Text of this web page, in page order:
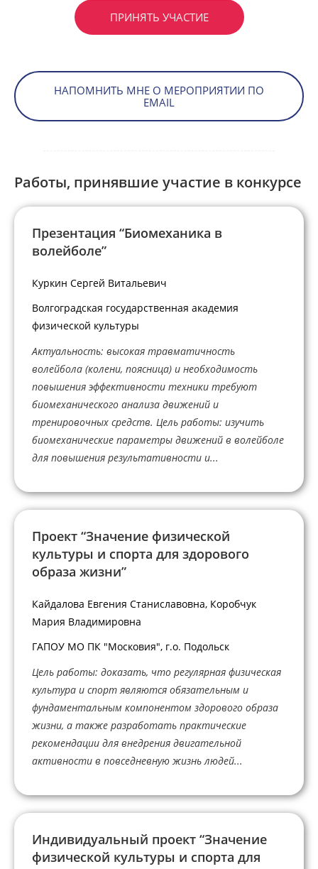
ПРИНЯТЬ УЧАСТИЕ
НАПОМНИТЬ МНЕ О МЕРОПРИЯТИИ ПО
EMAIL
Работы, принявшие участие в конкурсе
Презентация “Биомеханика в
волейболе”
Куркин Сергей Витальевич
Волгоградская государственная академия
физической культуры
Актуальность: высокая травматичность
волейбола (колени, поясница) и необходимость
повышения эффективности техники требуют
биомеханического анализа движений и
тренировочных средств. Цель работы: изучить
биомеханические параметры движений в волейболе
для повышения результативности и...
Проект “Значение физической
культуры и спорта для здорового
образа жизни”
Кайдалова Евгения Станиславовна, Коробчук
Мария Владимировна
ГАПОУ МО ПК "Московия", г.о. Подольск
Цель работы: доказать, что регулярная физическая
культура и спорт являются обязательным и
фундаментальным компонентом здорового образа
жизни, а также разработать практические
рекомендации для внедрения двигательной
активности в повседневную жизнь людей...
Индивидуальный проект “Значение
физической культуры и спорта для